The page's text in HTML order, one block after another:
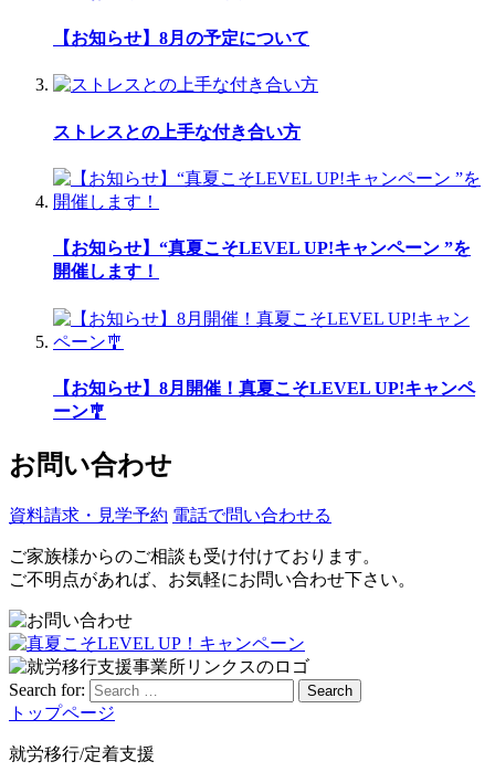
【お知らせ】8月の予定について
ストレスとの上手な付き合い方
【お知らせ】“真夏こそLEVEL UP!キャンペーン ”を
開催します！
【お知らせ】8月開催！真夏こそLEVEL UP!キャンペ
ーン🎐
お問い合わせ
資料請求・見学予約 電話で問い合わせる
ご家族様からのご相談も受け付けております。
ご不明点があれば、お気軽にお問い合わせ下さい。
Search for: Search
トップページ
就労移行/定着支援